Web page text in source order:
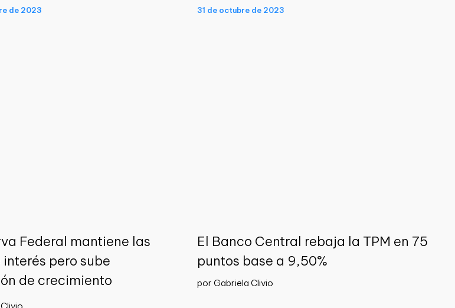
de 2023 31 de octubre de 2023
Federal mantiene las
pero sube
de crecimiento
El Banco Central rebaja la TPM en 75
puntos base a 9,50%
por Gabriela Clivio